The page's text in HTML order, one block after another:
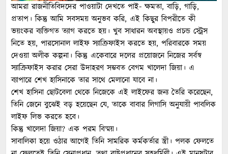
আমরা রাজনীতিবিদদের পাওয়াটা দেখতে পাই- ক্ষমতা, বাড়ি, গাড়ি,
প্রতাপ। কিন্তু আমি সবসময় অনুভব করি, এই কিছুর বিপরীতে কী
ভয়ংকর ব্যক্তিগত ত্যাগ করতে হয়। খুব সাধারন অবস্থায়ও প্রচন্ড স্ট্রেস
নিতে হয়, পারসোনাল লাইফ স্যাক্রিফাইস করতে হয়, পরিবারকে সময়
দেওয়া অলীক কল্পনা। কিন্তু একেবারে দলের প্রয়োজনে নিজের সর্বস্ব
স্যাক্রিফাইস করার সেরা উদাহরণ সম্ভবত বেগম খালেদা জিয়া। এ
ব্যাপারে শেখ হাসিনাকে তার সাথে মেলানো যাবে না।
শেখ হাসিনা ছোটবেলা থেকে নিজেকে এই লাইফের জন্য তৈরি করেছেন,
তিনি জেনে বুঝেই বড় হয়েছেন যে, তাকে বাবার লিগাসি অনুযায়ী পাবলিক
লাইফ লিভ করতে হবে।
কিন্তু খালেদা জিয়া? এক পরম বিষ্ময়।
সাবালিকা হয়ে ওঠার আগেই তিনি সামরিক কর্মকর্তার স্ত্রী। পলক ফেলতে